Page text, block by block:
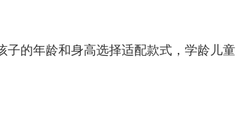
的年龄和身高选择适配款式，学龄儿童